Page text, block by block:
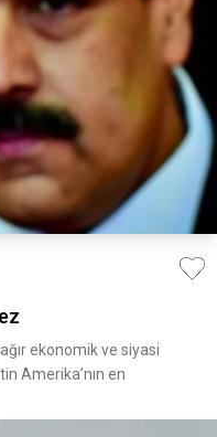
ekonomik ve siyasi
Amerika’nın en